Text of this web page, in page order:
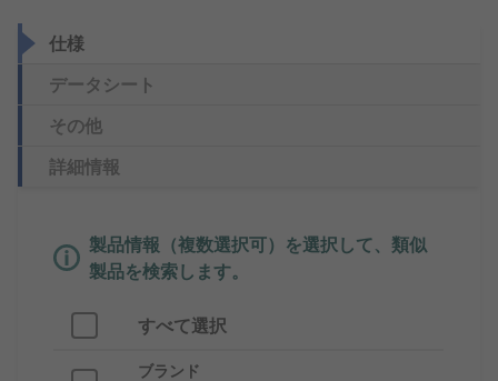
仕様
データシート
その他
詳細情報
製品情報（複数選択可）を選択して、類似
製品を検索します。
すべて選択
ブランド